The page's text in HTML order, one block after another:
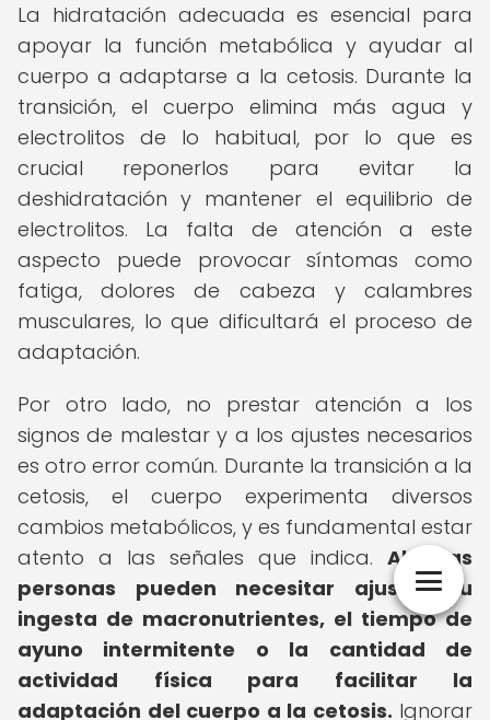
La hidratación adecuada es esencial para
apoyar la función metabólica y ayudar al
cuerpo a adaptarse a la cetosis. Durante la
transición, el cuerpo elimina más agua y
electrolitos de lo habitual, por lo que es
crucial reponerlos para evitar la
deshidratación y mantener el equilibrio de
electrolitos. La falta de atención a este
aspecto puede provocar síntomas como
fatiga, dolores de cabeza y calambres
musculares, lo que dificultará el proceso de
adaptación.
Por otro lado, no prestar atención a los
signos de malestar y a los ajustes necesarios
es otro error común. Durante la transición a la
cetosis, el cuerpo experimenta diversos
cambios metabólicos, y es fundamental estar
atento a las señales que indica. Algunas
personas pueden necesitar ajustar su
ingesta de macronutrientes, el tiempo de
ayuno intermitente o la cantidad de
actividad física para facilitar la
adaptación del cuerpo a la cetosis. Ignorar